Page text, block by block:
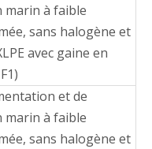
marin à faible
sans halogène et
avec gaine en
et de
marin à faible
sans halogène et